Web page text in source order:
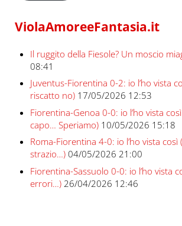
ViolaAmoreeFantasia.it
Il ruggito della Fiesole? Un moscio
08:41
Juventus-Fiorentina 0-2: io l’ho vista
riscatto no) 17/05/2026 12:53
Fiorentina-Genoa 0-0: io l’ho vista
capo… Speriamo) 10/05/2026 15:18
Roma-Fiorentina 4-0: io l’ho vista così
strazio…) 04/05/2026 21:00
Fiorentina-Sassuolo 0-0: io l’ho vista
errori…) 26/04/2026 12:46